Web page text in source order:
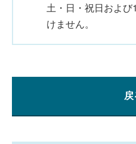
土・日・祝日およ
けません。
戻